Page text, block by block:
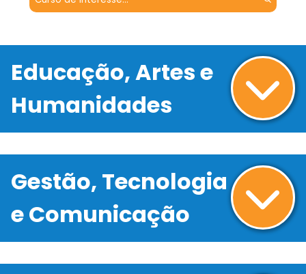
Educação, Artes e
Humanidades
Gestão, Tecnologia
e Comunicação